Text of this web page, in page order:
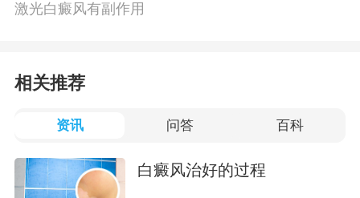
激光白癜风有副作用
相关推荐
资讯 问答 百科
白癜风治好的过程